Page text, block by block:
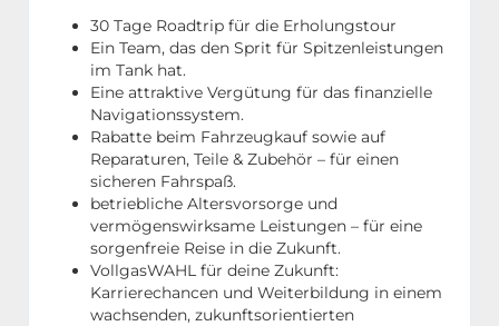
30 Tage Roadtrip für die Erholungstour
Ein Team, das den Sprit für Spitzenleistungen
im Tank hat.
Eine attraktive Vergütung für das finanzielle
Navigationssystem.
Rabatte beim Fahrzeugkauf sowie auf
Reparaturen, Teile & Zubehör – für einen
sicheren Fahrspaß.
betriebliche Altersvorsorge und
vermögenswirksame Leistungen – für eine
sorgenfreie Reise in die Zukunft.
VollgasWAHL für deine Zukunft:
Karrierechancen und Weiterbildung in einem
wachsenden, zukunftsorientierten